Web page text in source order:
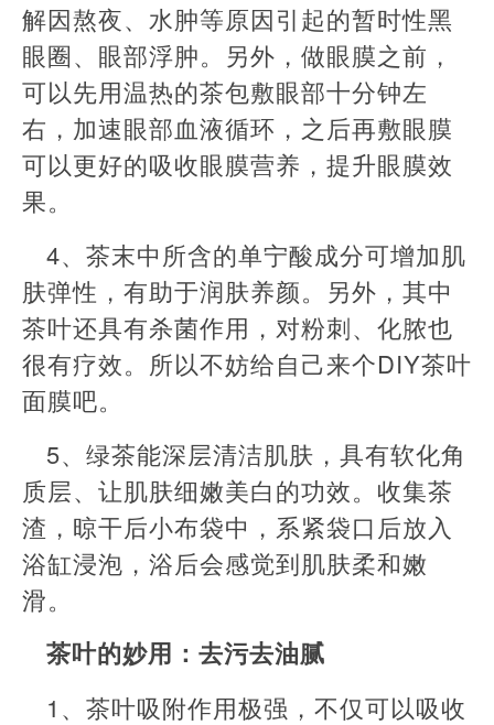
解因熬夜、水肿等原因引起的暂时性黑
眼圈、眼部浮肿。另外，做眼膜之前，
可以先用温热的茶包敷眼部十分钟左
右，加速眼部血液循环，之后再敷眼膜
可以更好的吸收眼膜营养，提升眼膜效
果。
4、茶末中所含的单宁酸成分可增加肌
肤弹性，有助于润肤养颜。另外，其中
茶叶还具有杀菌作用，对粉刺、化脓也
很有疗效。所以不妨给自己来个DIY茶叶
面膜吧。
5、绿茶能深层清洁肌肤，具有软化角
质层、让肌肤细嫩美白的功效。收集茶
渣，晾干后小布袋中，系紧袋口后放入
浴缸浸泡，浴后会感觉到肌肤柔和嫩
滑。
茶叶的妙用：去污去油腻
1、茶叶吸附作用极强，不仅可以吸收